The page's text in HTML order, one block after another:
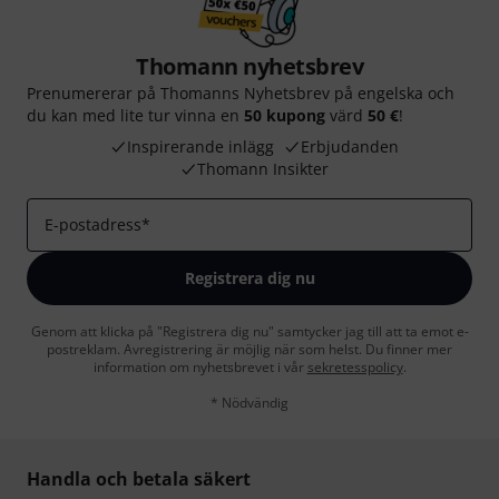
Thomann nyhetsbrev
Prenumererar på Thomanns Nyhetsbrev på engelska och
du kan med lite tur vinna en 50 kupong värd 50 €!
Inspirerande inlägg
Erbjudanden
Thomann Insikter
E-postadress*
Registrera dig nu
Genom att klicka på "Registrera dig nu" samtycker jag till att ta emot e-
postreklam. Avregistrering är möjlig när som helst. Du finner mer
information om nyhetsbrevet i vår sekretesspolicy.
* Nödvändig
Handla och betala säkert